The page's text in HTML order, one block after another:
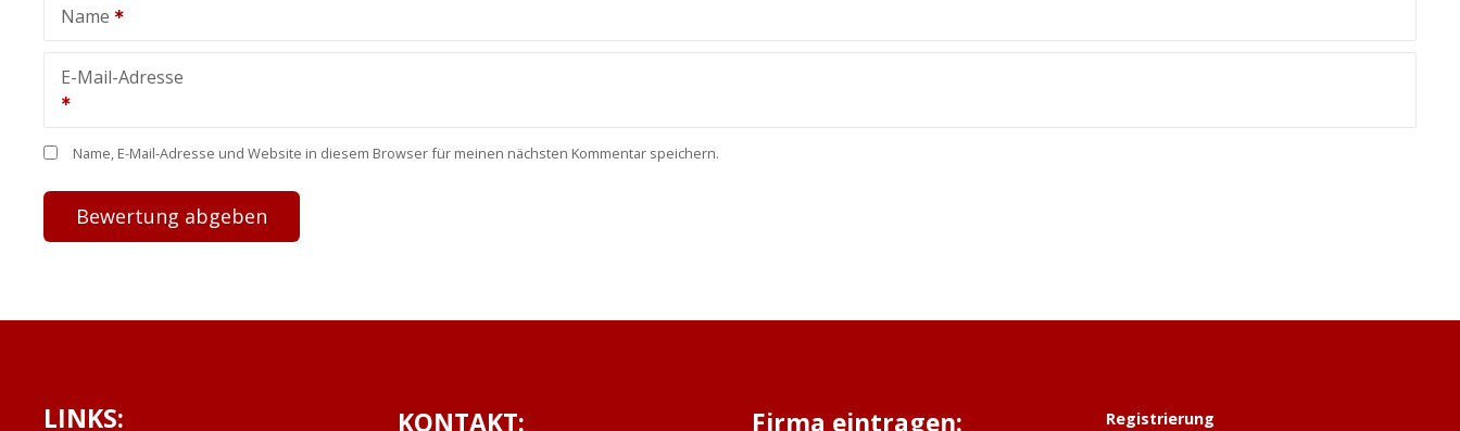
Name
E-Mail-Adresse
Name, E-Mail-Adresse und Website in diesem Browser für meinen nächsten Kommentar speichern.
LINKS: KONTAKT: Firma eintragen:
Registrierung